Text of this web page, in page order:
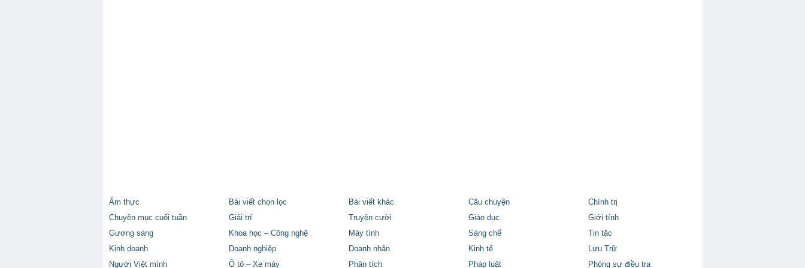
Ẩm thực Bài viết chọn lọc Bài viết khác Câu chuyện
Chính trị
Chuyên mục cuối tuần
Giải trí Truyện cười Giáo dục
Giới tính
Gương sáng
Khoa học – Công nghệ Máy tính Sáng chế
Tin tặc
Kinh doanh
Doanh nghiệp Doanh nhân Kinh tế
Lưu Trữ
Người Việt mình
Ô tô – Xe máy Phân tích Pháp luật Phóng sự điều tra